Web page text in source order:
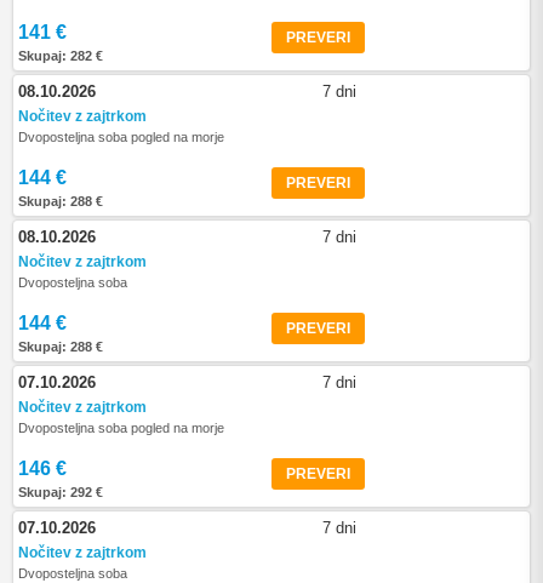
141 €
Skupaj: 282 €
PREVERI
08.10.2026 7 dni
Nočitev z zajtrkom
Dvoposteljna soba pogled na morje
144 €
Skupaj: 288 €
PREVERI
08.10.2026 7 dni
Nočitev z zajtrkom
Dvoposteljna soba
144 €
Skupaj: 288 €
PREVERI
07.10.2026 7 dni
Nočitev z zajtrkom
Dvoposteljna soba pogled na morje
146 €
Skupaj: 292 €
PREVERI
07.10.2026 7 dni
Nočitev z zajtrkom
Dvoposteljna soba